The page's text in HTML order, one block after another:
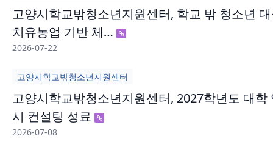
고양시학교밖청소년지원센터, 학교 밖 청소년
치유농업 기반 체…
2026-07-22
고양시학교밖청소년지원센터
고양시학교밖청소년지원센터, 2027학년도 대학
시 컨설팅 성료
2026-07-08